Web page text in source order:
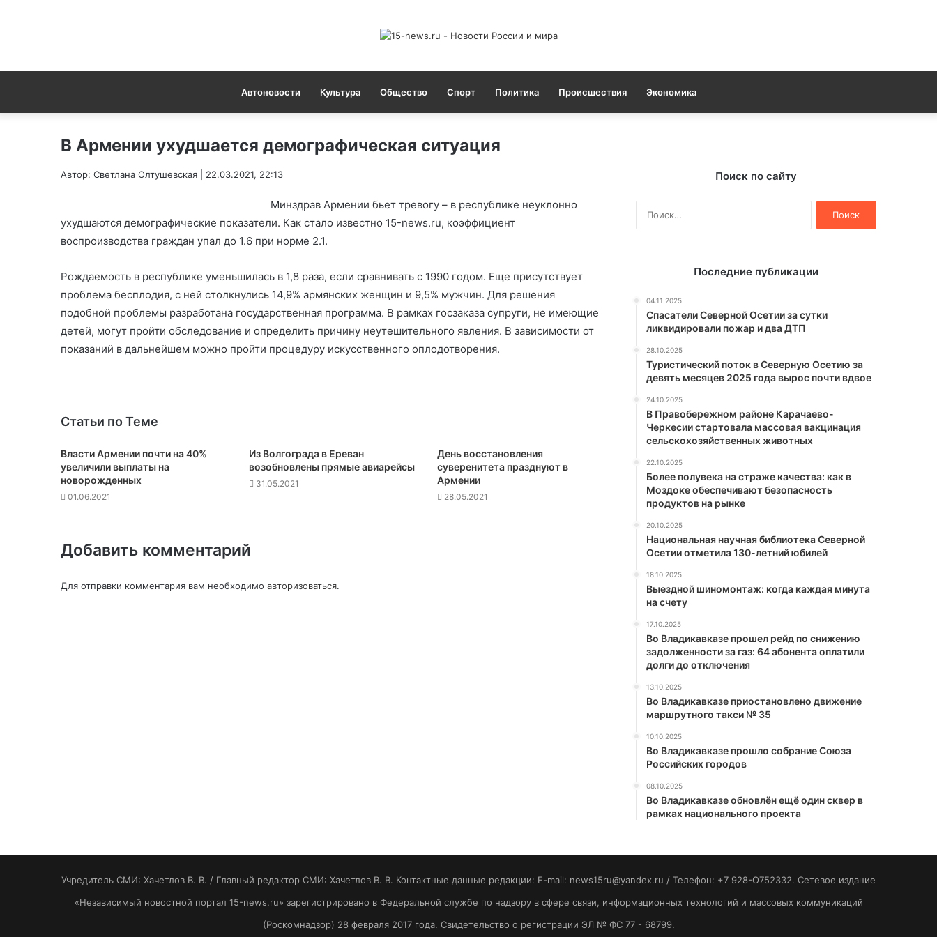
Автоновости Культура Общество Спорт Политика Происшествия Экономика
В Армении ухудшается демографическая ситуация
Автор: Светлана Олтушевская | 22.03.2021, 22:13
Минздрав Армении бьет тревогу – в республике неуклонно
ухудшаются демографические показатели. Как стало известно 15-news.ru, коэффициент
воспроизводства граждан упал до 1.6 при норме 2.1.
Рождаемость в республике уменьшилась в 1,8 раза, если сравнивать с 1990 годом. Еще присутствует
проблема бесплодия, с ней столкнулись 14,9% армянских женщин и 9,5% мужчин. Для решения
подобной проблемы разработана государственная программа. В рамках госзаказа супруги, не имеющие
детей, могут пройти обследование и определить причину неутешительного явления. В зависимости от
показаний в дальнейшем можно пройти процедуру искусственного оплодотворения.
Статьи по Теме
Власти Армении почти на 40%
увеличили выплаты на
новорожденных
01.06.2021
Из Волгограда в Ереван
возобновлены прямые авиарейсы
31.05.2021
День восстановления
суверенитета празднуют в
Армении
28.05.2021
Добавить комментарий
Для отправки комментария вам необходимо авторизоваться.
Поиск по сайту
Последние публикации
04.11.2025
Спасатели Северной Осетии за сутки
ликвидировали пожар и два ДТП
28.10.2025
Туристический поток в Северную Осетию за
девять месяцев 2025 года вырос почти вдвое
24.10.2025
В Правобережном районе Карачаево-
Черкесии стартовала массовая вакцинация
сельскохозяйственных животных
22.10.2025
Более полувека на страже качества: как в
Моздоке обеспечивают безопасность
продуктов на рынке
20.10.2025
Национальная научная библиотека Северной
Осетии отметила 130-летний юбилей
18.10.2025
Выездной шиномонтаж: когда каждая минута
на счету
17.10.2025
Во Владикавказе прошел рейд по снижению
задолженности за газ: 64 абонента оплатили
долги до отключения
13.10.2025
Во Владикавказе приостановлено движение
маршрутного такси № 35
10.10.2025
Во Владикавказе прошло собрание Союза
Российских городов
08.10.2025
Во Владикавказе обновлён ещё один сквер в
рамках национального проекта
Учредитель СМИ: Хaчeтлoв B. B. / Главный редактор СМИ: Хaчeтлoв B. B. Контактные данные редакции: E-mail: news15ru@yandex.ru / Телефон: +7 928-O752332. Сетевое издание
«Независимый новостной портал 15-news.ru» зарегистрировано в Федеральной службе по надзору в сфере связи, информационных технологий и массовых коммуникаций
(Роскомнадзор) 28 февраля 2017 года. Свидетельство о регистрации ЭЛ № ФС 77 - 68799.